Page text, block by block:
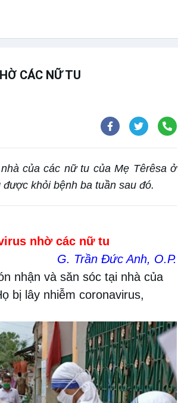
CÁC NỮ TU
của các nữ tu của Mẹ Têrêsa ở
khỏi bệnh ba tuần sau đó.
nhờ các nữ tu
G. Trần Đức Anh, O.P.
nhận và săn sóc tại nhà của
bị lây nhiễm coronavirus,